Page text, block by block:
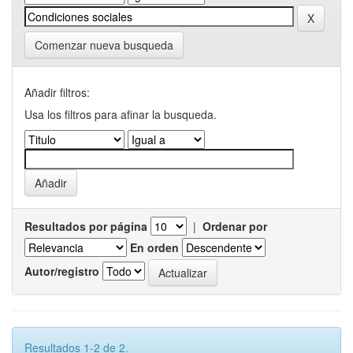
Comenzar nueva busqueda
Añadir filtros:
Usa los filtros para afinar la busqueda.
Resultados por página | Ordenar por
En orden
Autor/registro
Resultados 1-2 de 2.